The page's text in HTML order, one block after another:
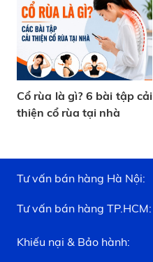
Cổ rùa là gì? 6 bài tập cải
thiện cổ rùa tại nhà
Tư vấn bán hàng Hà Nội:
Tư vấn bán hàng TP.HCM:
Khiếu nại & Bảo hành: